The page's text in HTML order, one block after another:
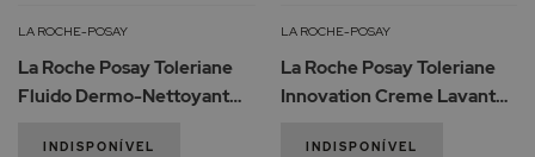
Lista
Desejos
LA ROCHE-POSAY
La Roche Posay Toleriane
Fluido Dermo-Nettoyant
INDISPONÍVEL
LA ROCHE-POSAY
La Roche Posay Toleriane
Innovation Creme Lavante
INDISPONÍVEL